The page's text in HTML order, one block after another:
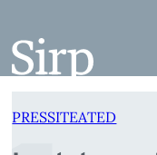
juurde
PRESSITEATED